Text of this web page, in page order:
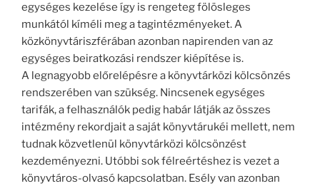
egységes kezelése így is rengeteg fölösleges
munkától kíméli meg a tagintézményeket. A
közkönyvtáriszférában azonban napirenden van az
egységes beiratkozási rendszer kiépítése is.
A legnagyobb előrelépésre a könyvtárközi kölcsönzés
rendszerében van szükség. Nincsenek egységes
tarifák, a felhasználók pedig habár látják az összes
intézmény rekordjait a saját könyvtárukéi mellett, nem
tudnak közvetlenül könyvtárközi kölcsönzést
kezdeményezni. Utóbbi sok félreértéshez is vezet a
könyvtáros-olvasó kapcsolatban. Esély van azonban